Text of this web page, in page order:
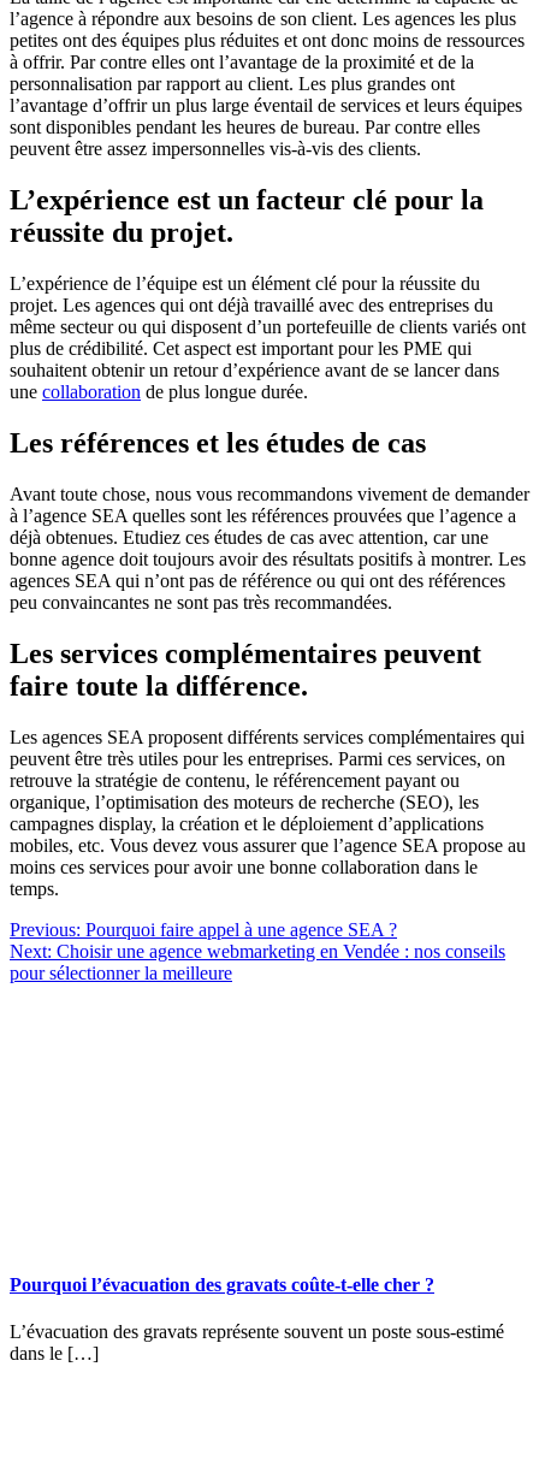
l’agence à répondre aux besoins de son client. Les agences les plus
petites ont des équipes plus réduites et ont donc moins de ressources
à offrir. Par contre elles ont l’avantage de la proximité et de la
personnalisation par rapport au client. Les plus grandes ont
l’avantage d’offrir un plus large éventail de services et leurs équipes
sont disponibles pendant les heures de bureau. Par contre elles
peuvent être assez impersonnelles vis-à-vis des clients.
L’expérience est un facteur clé pour la
réussite du projet.
L’expérience de l’équipe est un élément clé pour la réussite du
projet. Les agences qui ont déjà travaillé avec des entreprises du
même secteur ou qui disposent d’un portefeuille de clients variés ont
plus de crédibilité. Cet aspect est important pour les PME qui
souhaitent obtenir un retour d’expérience avant de se lancer dans
une collaboration de plus longue durée.
Les références et les études de cas
Avant toute chose, nous vous recommandons vivement de demander
à l’agence SEA quelles sont les références prouvées que l’agence a
déjà obtenues. Etudiez ces études de cas avec attention, car une
bonne agence doit toujours avoir des résultats positifs à montrer. Les
agences SEA qui n’ont pas de référence ou qui ont des références
peu convaincantes ne sont pas très recommandées.
Les services complémentaires peuvent
faire toute la différence.
Les agences SEA proposent différents services complémentaires qui
peuvent être très utiles pour les entreprises. Parmi ces services, on
retrouve la stratégie de contenu, le référencement payant ou
organique, l’optimisation des moteurs de recherche (SEO), les
campagnes display, la création et le déploiement d’applications
mobiles, etc. Vous devez vous assurer que l’agence SEA propose au
moins ces services pour avoir une bonne collaboration dans le
temps.
Navigation
de
Previous: Pourquoi faire appel à une agence SEA ?
Next: Choisir une agence webmarketing en Vendée : nos conseils
pour sélectionner la meilleure
Pourquoi l’évacuation des gravats coûte-t-elle cher ?
L’évacuation des gravats représente souvent un poste sous-estimé
dans le […]